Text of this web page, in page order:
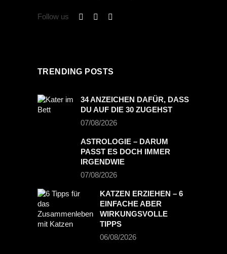
Follow us
TRENDING POSTS
34 ANZEICHEN DAFÜR, DASS
DU AUF DIE 30 ZUGEHST
07/08/2026
ASTROLOGIE – DARUM
PASST ES DOCH IMMER
IRGENDWIE
07/08/2026
KATZEN ERZIEHEN – 6
EINFACHE ABER
WIRKUNGSVOLLE
TIPPS
06/08/2026